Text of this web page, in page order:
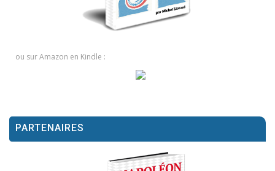
ou sur Amazon en Kindle :
PARTENAIRES